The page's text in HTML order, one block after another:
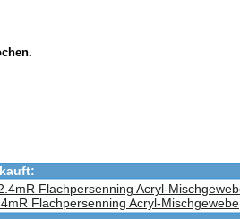
Flachpersenning Acryl-Mischgewebe